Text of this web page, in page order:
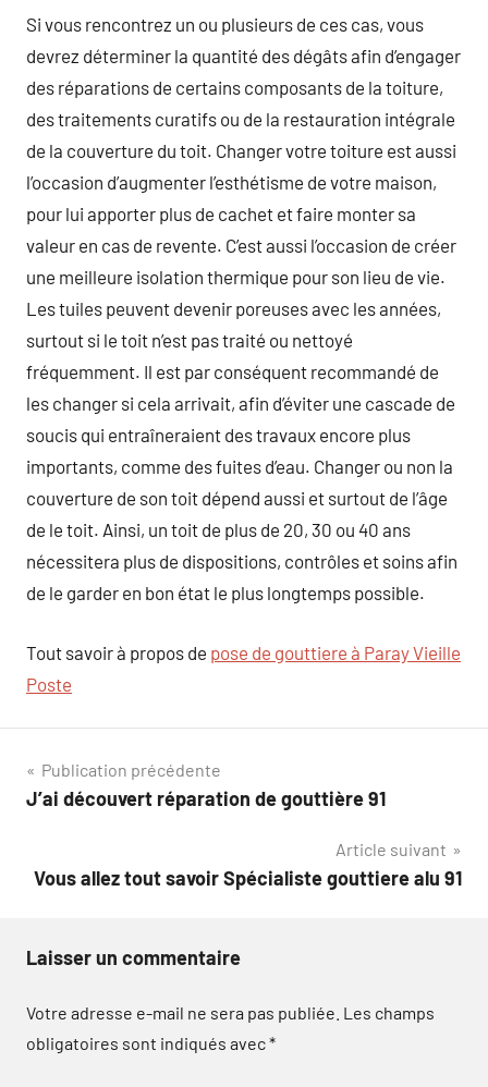
Si vous rencontrez un ou plusieurs de ces cas, vous
devrez déterminer la quantité des dégâts afin d’engager
des réparations de certains composants de la toiture,
des traitements curatifs ou de la restauration intégrale
de la couverture du toit. Changer votre toiture est aussi
l’occasion d’augmenter l’esthétisme de votre maison,
pour lui apporter plus de cachet et faire monter sa
valeur en cas de revente. C’est aussi l’occasion de créer
une meilleure isolation thermique pour son lieu de vie.
Les tuiles peuvent devenir poreuses avec les années,
surtout si le toit n’est pas traité ou nettoyé
fréquemment. Il est par conséquent recommandé de
les changer si cela arrivait, afin d’éviter une cascade de
soucis qui entraîneraient des travaux encore plus
importants, comme des fuites d’eau. Changer ou non la
couverture de son toit dépend aussi et surtout de l’âge
de le toit. Ainsi, un toit de plus de 20, 30 ou 40 ans
nécessitera plus de dispositions, contrôles et soins afin
de le garder en bon état le plus longtemps possible.
Tout savoir à propos de pose de gouttiere à Paray Vieille
Poste
Navigation
de
Publication précédente
J’ai découvert réparation de gouttière 91
Article suivant
Vous allez tout savoir Spécialiste gouttiere alu 91
Laisser un commentaire
Votre adresse e-mail ne sera pas publiée. Les champs
obligatoires sont indiqués avec*